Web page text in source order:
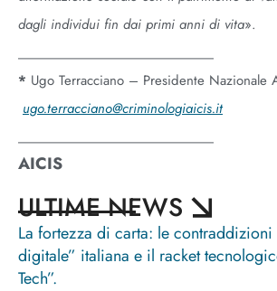
dagli individui fin dai primi anni di vita».
* Ugo Terracciano – Presidente Nazionale
ugo.terracciano@criminologiaicis.it
AICIS
ULTIME NEWS
La fortezza di carta: le contraddizioni
digitale” italiana e il racket
Tech”.